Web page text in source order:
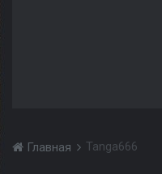
Главная Tanga666